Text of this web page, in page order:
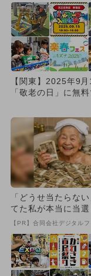
【関東】2025年9
「敬老の日」に無
「どうせ当たらな
てた私が本当に当選
い方”がこれ
【PR】合同会社デジタル